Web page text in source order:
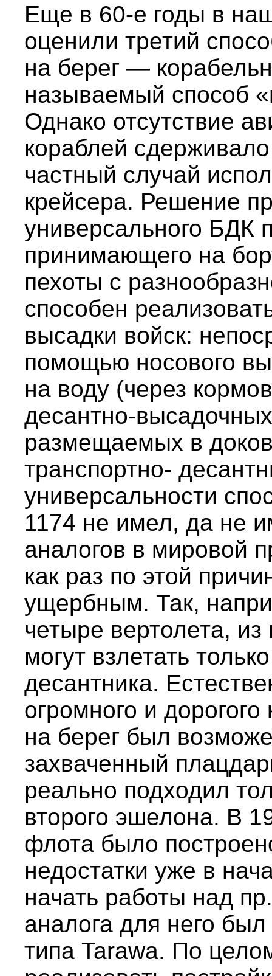
Еще в 60-е годы в
оценили третий
на берег —
называемый способ
Однако отсутствие
кораблей
частный случай
крейсера. Решение
универсального БДК
принимающего на
пехоты с
способен
высадки войск:
помощью носового
на воду (через
десантно-
размещаемых в
транспортно-
универсальности
1174 не имел, да не
аналогов в мировой
как раз по этой
ущербным. Так,
четыре вертолета,
могут взлетать
десантника.
огромного и
на берег был
захваченный
реально подходил
второго эшелона. В
флота было
недостатки уже в
начать работы над
аналога для него
типа Tarawa. По